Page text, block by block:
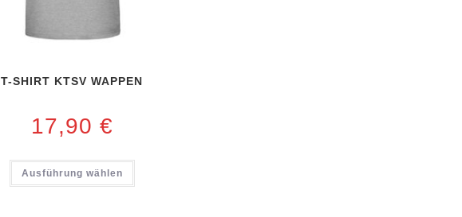
T-SHIRT KTSV WAPPEN
17,90 €
Ausführung wählen